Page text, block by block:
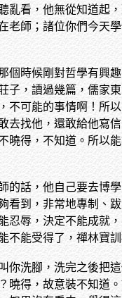
亂看，他無從知道起
老師；諸位你們今天
個時候剛對哲學有興
子，讀過幾篇，儒家
不可能的事情啊！所
去找他，還敢給他寫
曉得，不知道。所以
話，他自己要去博
看到，非常地專制、
忍辱，決定不能成就
能受得了，禪林寶
洗腳，洗完之後把
曉得，故意裝不知道